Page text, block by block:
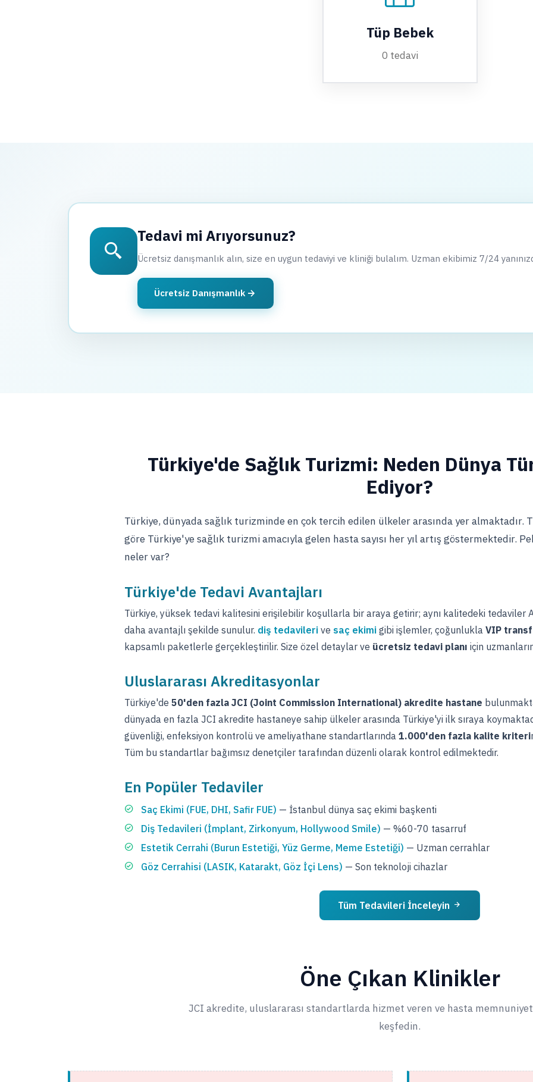
Tüp Bebek
0 tedavi
Tedavi mi Arıyorsunuz?
Ücretsiz danışmanlık alın, size en uygun tedaviyi ve kliniği bulalım. Uzman ekibimiz 7/24
Ücretsiz Danışmanlık
Türkiye'de Sağlık Turizmi: Neden Dünya
Ediyor?
Türkiye, dünyada sağlık turizminde en çok tercih edilen ülkeler arasında yer almaktadır.
göre Türkiye'ye sağlık turizmi amacıyla gelen hasta sayısı her yıl artış göstermektedir.
neler var?
Türkiye'de Tedavi Avantajları
Türkiye, yüksek tedavi kalitesini erişilebilir koşullarla bir araya getirir; aynı kalitedeki tedaviler
daha avantajlı şekilde sunulur. diş tedavileri ve saç ekimi gibi işlemler, çoğunlukla VIP
kapsamlı paketlerle gerçekleştirilir. Size özel detaylar ve ücretsiz tedavi planı için
Uluslararası Akreditasyonlar
Türkiye'de 50'den fazla JCI (Joint Commission International) akredite hastane
dünyada en fazla JCI akredite hastaneye sahip ülkeler arasında Türkiye'yi ilk sıraya
güvenliği, enfeksiyon kontrolü ve ameliyathane standartlarında 1.000'den fazla kalite kriteri
Tüm bu standartlar bağımsız denetçiler tarafından düzenli olarak kontrol edilmektedir.
En Popüler Tedaviler
Saç Ekimi (FUE, DHI, Safir FUE) — İstanbul dünya saç ekimi başkenti
Diş Tedavileri (İmplant, Zirkonyum, Hollywood Smile) — %60-70 tasarruf
Estetik Cerrahi (Burun Estetiği, Yüz Germe, Meme Estetiği) — Uzman cerrahlar
Göz Cerrahisi (LASIK, Katarakt, Göz İçi Lens) — Son teknoloji cihazlar
Tüm Tedavileri İnceleyin
Öne Çıkan Klinikler
JCI akredite, uluslararası standartlarda hizmet veren ve hasta
keşfedin.